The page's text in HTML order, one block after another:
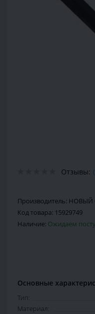
Отзывы:
Производитель: НОВЫЙ
Код товара: 15929749
Наличие: Ожидаем
Основные
Тип:
Материал: